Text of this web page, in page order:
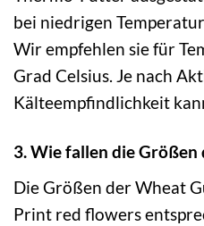
bei niedrigen
Wir empfehlen sie für
Grad Celsius. Je nach
Kälteempfindlichkeit
3. Wie fallen die Größen
Die Größen der Wheat
Print red flowers